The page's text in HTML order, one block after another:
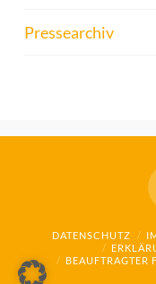
Pressearchiv
DATENSCHUTZ
BEAUFTRAGTER